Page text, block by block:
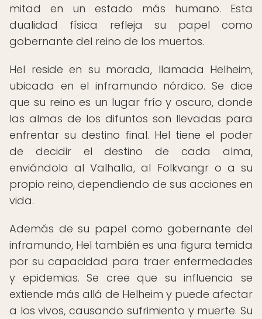
mitad en un estado más humano. Esta
dualidad física refleja su papel como
gobernante del reino de los muertos.
Hel reside en su morada, llamada Helheim,
ubicada en el inframundo nórdico. Se dice
que su reino es un lugar frío y oscuro, donde
las almas de los difuntos son llevadas para
enfrentar su destino final. Hel tiene el poder
de decidir el destino de cada alma,
enviándola al Valhalla, al Folkvangr o a su
propio reino, dependiendo de sus acciones en
vida.
Además de su papel como gobernante del
inframundo, Hel también es una figura temida
por su capacidad para traer enfermedades
y epidemias. Se cree que su influencia se
extiende más allá de Helheim y puede afectar
a los vivos, causando sufrimiento y muerte. Su